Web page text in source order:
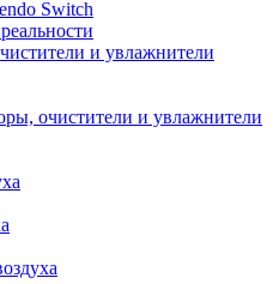
Switch
и увлажнители
очистители и увлажнители